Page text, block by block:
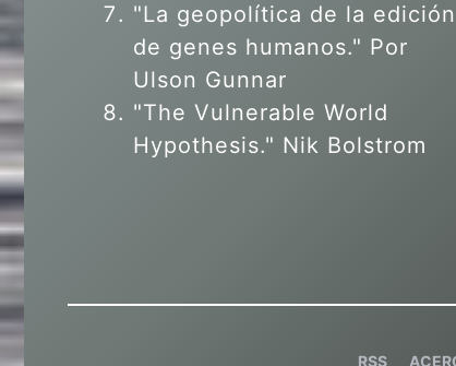
"La geopolítica de la edición
de genes humanos." Por
Ulson Gunnar
"The Vulnerable World
Hypothesis." Nik Bolstrom
RSS